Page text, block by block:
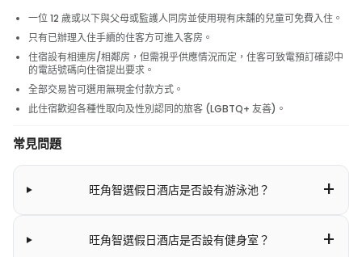
一位 12 歲或以下與父母或監護人同房並使用現有床舖的兒童可免費入住。
只有已辦理入住手續的住客方可進入客房。
住宿設有相連房/相鄰房，但需視乎供應情況而定，住客可致電預訂確認中
的電話號碼向住宿提出要求。
全部交易皆可選用無現金付款方式。
此住宿歡迎各種性取向及性別認同的旅客 (LGBTQ+ 友善)。
常見問題
旺角智選假日酒店是否設有游泳池？ +
旺角智選假日酒店是否設有健身室？ +